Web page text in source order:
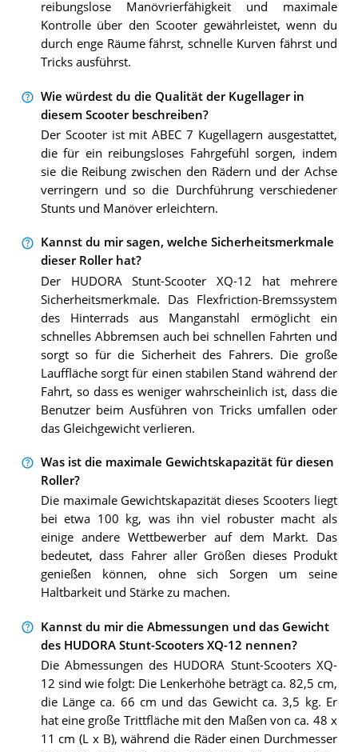
reibungslose Manövrierfähigkeit und maximale
Kontrolle über den Scooter gewährleistet, wenn du
durch enge Räume fährst, schnelle Kurven fährst und
Tricks ausführst.
Wie würdest du die Qualität der Kugellager in
diesem Scooter beschreiben?
Der Scooter ist mit ABEC 7 Kugellagern ausgestattet,
die für ein reibungsloses Fahrgefühl sorgen, indem
sie die Reibung zwischen den Rädern und der Achse
verringern und so die Durchführung verschiedener
Stunts und Manöver erleichtern.
Kannst du mir sagen, welche Sicherheitsmerkmale
dieser Roller hat?
Der HUDORA Stunt-Scooter XQ-12 hat mehrere
Sicherheitsmerkmale. Das Flexfriction-Bremssystem
des Hinterrads aus Manganstahl ermöglicht ein
schnelles Abbremsen auch bei schnellen Fahrten und
sorgt so für die Sicherheit des Fahrers. Die große
Lauffläche sorgt für einen stabilen Stand während der
Fahrt, so dass es weniger wahrscheinlich ist, dass die
Benutzer beim Ausführen von Tricks umfallen oder
das Gleichgewicht verlieren.
Was ist die maximale Gewichtskapazität für diesen
Roller?
Die maximale Gewichtskapazität dieses Scooters liegt
bei etwa 100 kg, was ihn viel robuster macht als
einige andere Wettbewerber auf dem Markt. Das
bedeutet, dass Fahrer aller Größen dieses Produkt
genießen können, ohne sich Sorgen um seine
Haltbarkeit und Stärke zu machen.
Kannst du mir die Abmessungen und das Gewicht
des HUDORA Stunt-Scooters XQ-12 nennen?
Die Abmessungen des HUDORA Stunt-Scooters XQ-
12 sind wie folgt: Die Lenkerhöhe beträgt ca. 82,5 cm,
die Länge ca. 66 cm und das Gewicht ca. 3,5 kg. Er
hat eine große Trittfläche mit den Maßen von ca. 48 x
11 cm (L x B), während die Räder einen Durchmesser